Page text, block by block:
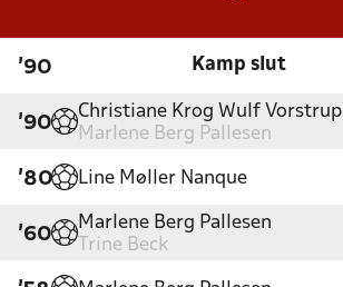
'90 Kamp slut
'90
Christiane Krog Wulf Vorstrup
Marlene Berg Pallesen
'80 Line Møller Nanque
'60
Marlene Berg Pallesen
Trine Beck